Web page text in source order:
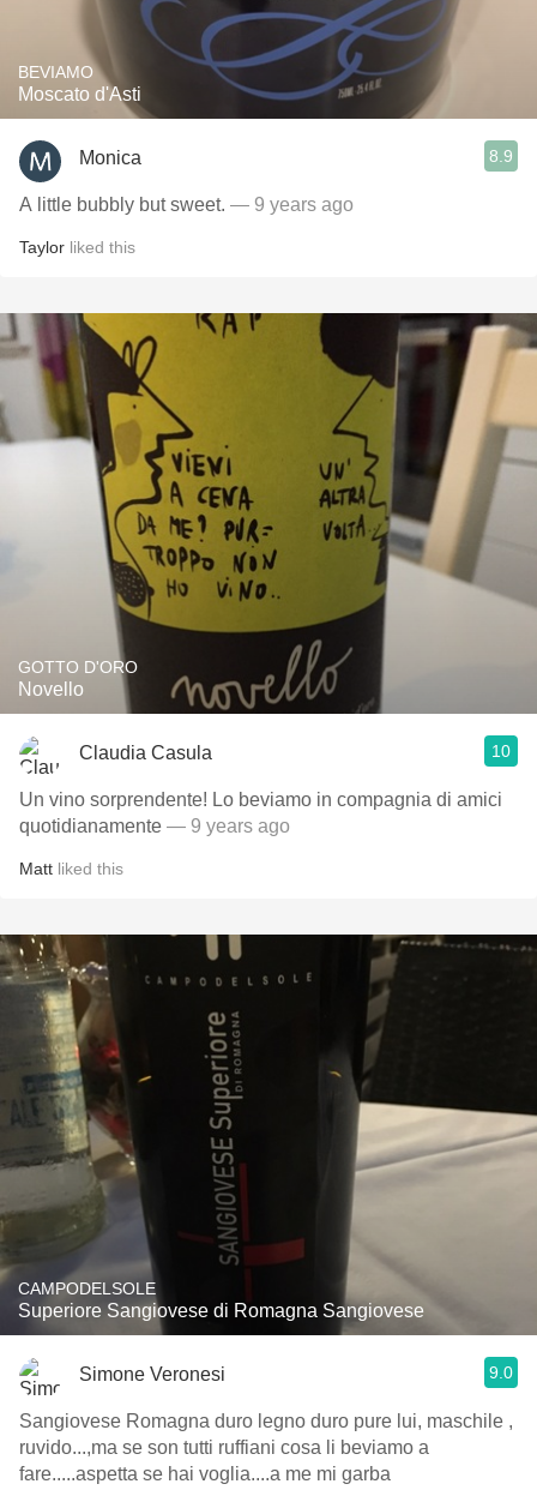
BEVIAMO
Moscato d'Asti
Monica 8.9
A little bubbly but sweet. — 9 years ago
Taylor liked this
GOTTO D'ORO
Novello
Claudia Casula 10
Un vino sorprendente! Lo beviamo in compagnia di amici
quotidianamente — 9 years ago
Matt liked this
CAMPODELSOLE
Superiore Sangiovese di Romagna Sangiovese
Simone Veronesi 9.0
Sangiovese Romagna duro legno duro pure lui, maschile ,
ruvido...,ma se son tutti ruffiani cosa li beviamo a
fare.....aspetta se hai voglia....a me mi garba